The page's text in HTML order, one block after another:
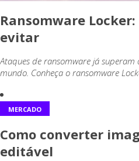
Ransomware
evitar
Ataques de ransomware já
mundo. Conheça o ransomware
MERCADO
Como converter
editável